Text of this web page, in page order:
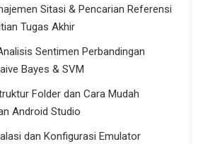
Sitasi & Pencarian Referensi
Tugas Akhir
Sentimen Perbandingan
Bayes & SVM
Folder dan Cara Mudah
Android Studio
dan Konfigurasi Emulator